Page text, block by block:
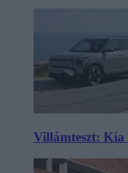
Villámteszt: Kia